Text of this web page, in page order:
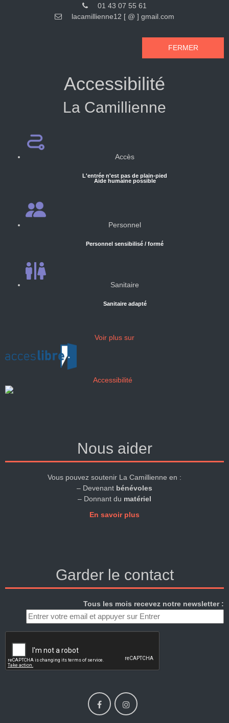
01 43 07 55 61
lacamillienne12 [ @ ] gmail.com
FERMER
Accessibilité
La Camillienne
Accès
L'entrée n'est pas de plain-pied
Aide humaine possible
Personnel
Personnel sensibilisé / formé
Sanitaire
Sanitaire adapté
Voir plus sur
Accessibilité
Nous aider
Vous pouvez soutenir La Camillienne en :
– Devenant bénévoles
– Donnant du matériel
En savoir plus
Garder le contact
Tous les mois recevez notre newsletter :